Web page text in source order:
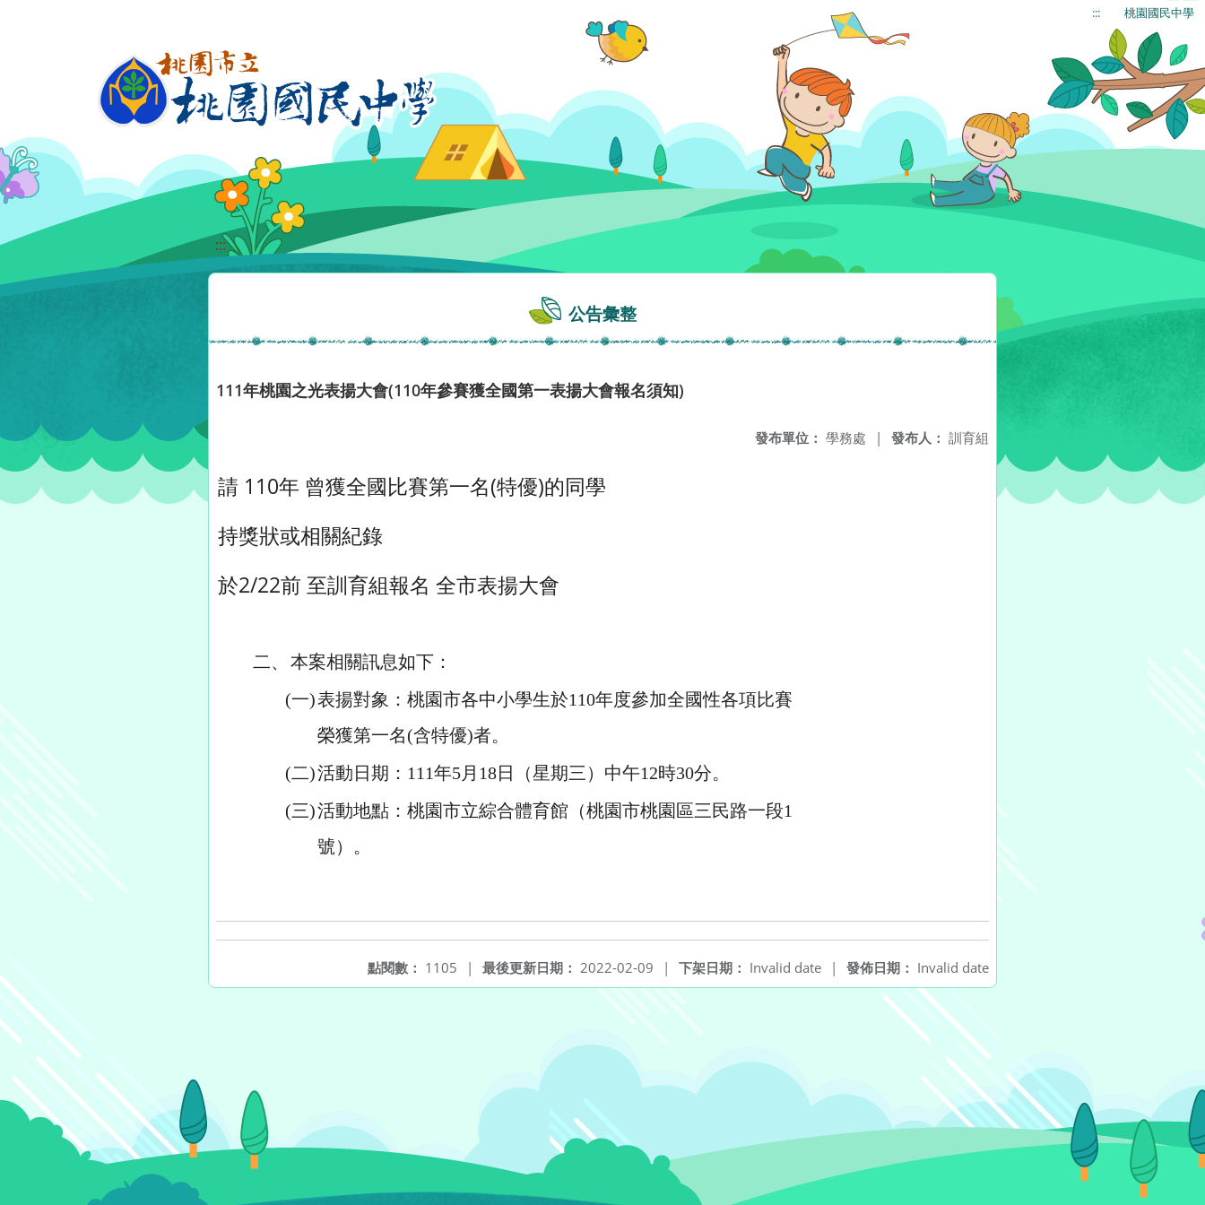
::: 桃園國民中學
:::
公告彙整
111年桃園之光表揚大會(110年參賽獲全國第一表揚大會報名須知)
發布人： 訓育組
發布單位： 學務處 |
請 110年 曾獲全國比賽第一名(特優)的同學
持獎狀或相關紀錄
於2/22前 至訓育組報名 全市表揚大會
二、 本案相關訊息如下：
(一)表揚對象：桃園市各中小學生於110年度參加全國性各項比賽
榮獲第一名(含特優)者。
(二)活動日期：111年5月18日（星期三）中午12時30分。
(三)活動地點：桃園市立綜合體育館（桃園市桃園區三民路一段1
號）。
發佈日期： Invalid date
下架日期： Invalid date |
最後更新日期： 2022-02-09 |
點閱數： 1105 |